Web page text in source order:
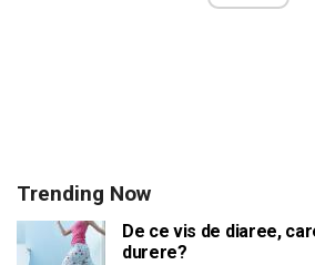
Trending Now
De ce vis de diaree,
durere?